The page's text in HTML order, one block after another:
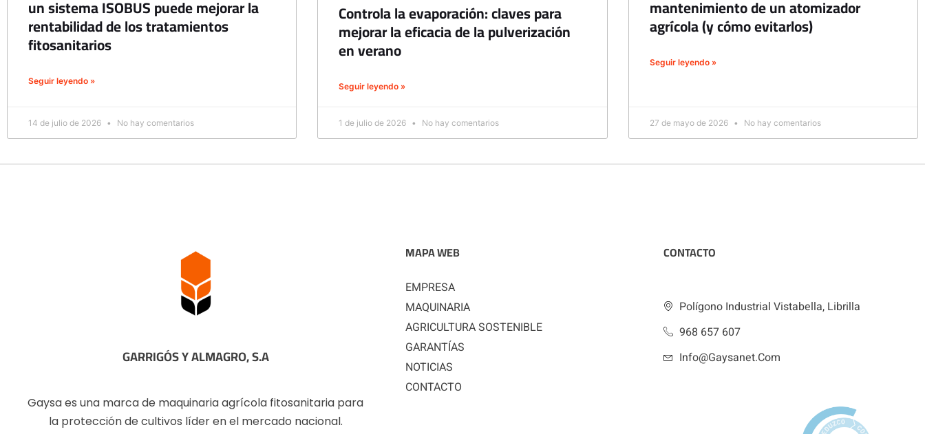
un sistema ISOBUS puede mejorar la
rentabilidad de los tratamientos
fitosanitarios
Seguir leyendo »
14 de julio de 2026 No hay comentarios
Controla la evaporación: claves para
mejorar la eficacia de la pulverización
en verano
Seguir leyendo »
1 de julio de 2026 No hay comentarios
mantenimiento de un atomizador
agrícola (y cómo evitarlos)
Seguir leyendo »
27 de mayo de 2026 No hay comentarios
GARRIGÓS Y ALMAGRO, S.A
Gaysa es una marca de maquinaria agrícola fitosanitaria para
la protección de cultivos líder en el mercado nacional.
MAPA WEB
EMPRESA
MAQUINARIA
AGRICULTURA SOSTENIBLE
GARANTÍAS
NOTICIAS
CONTACTO
CONTACTO
Polígono Industrial Vistabella, Librilla
968 657 607
Info@gaysanet.com